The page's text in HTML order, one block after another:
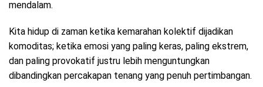
mendalam.
Kita hidup di zaman ketika kemarahan kolektif dijadikan
komoditas; ketika emosi yang paling keras, paling ekstrem,
dan paling provokatif justru lebih menguntungkan
dibandingkan percakapan tenang yang penuh pertimbangan.